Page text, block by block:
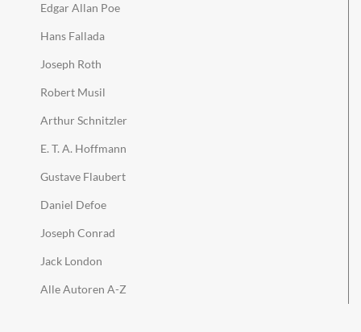
Edgar Allan Poe
Hans Fallada
Joseph Roth
Robert Musil
Arthur Schnitzler
E. T. A. Hoffmann
Gustave Flaubert
Daniel Defoe
Joseph Conrad
Jack London
Alle Autoren A-Z